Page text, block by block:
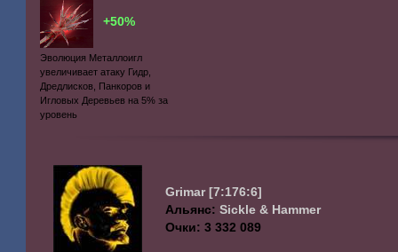
+50%
Эволюция Металлоигл
увеличивает атаку Гидр,
Дредлисков, Панкоров и
Игловых Деревьев на 5% за
уровень
Grimar [7:176:6]
Альянс:Sickle & Hammer
Очки: 3 332 089